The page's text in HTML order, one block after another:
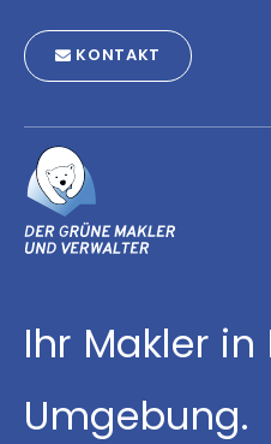
Inhalt
springen
KONTAKT
Ihr Makler in
Umgebung.